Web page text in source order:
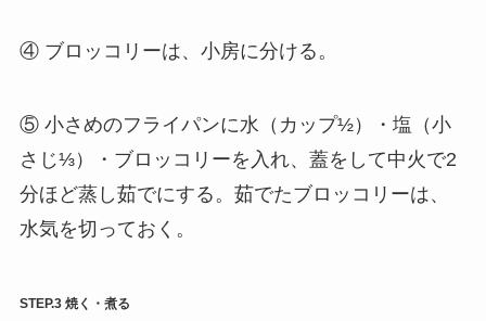
④ ブロッコリーは、小房に分ける。
⑤ 小さめのフライパンに水（カップ½）・塩（小
さじ⅓）・ブロッコリーを入れ、蓋をして中火で2
分ほど蒸し茹でにする。茹でたブロッコリーは、
水気を切っておく。
STEP.3 焼く・煮る